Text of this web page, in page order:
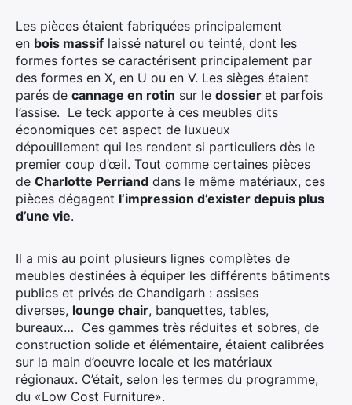
Les pièces étaient fabriquées principalement
en bois massif laissé naturel ou teinté, dont les
formes fortes se caractérisent principalement par
des formes en X, en U ou en V. Les sièges étaient
parés de cannage en rotin sur le dossier et parfois
l’assise. Le teck apporte à ces meubles dits
économiques cet aspect de luxueux
dépouillement qui les rendent si particuliers dès le
premier coup d’œil. Tout comme certaines pièces
de Charlotte Perriand dans le même matériaux, ces
pièces dégagent l’impression d’exister depuis plus
d’une vie.
Il a mis au point plusieurs lignes complètes de
meubles destinées à équiper les différents bâtiments
publics et privés de Chandigarh : assises
diverses, lounge chair, banquettes, tables,
bureaux… Ces gammes très réduites et sobres, de
construction solide et élémentaire, étaient calibrées
sur la main d’oeuvre locale et les matériaux
régionaux. C’était, selon les termes du programme,
du «Low Cost Furniture».